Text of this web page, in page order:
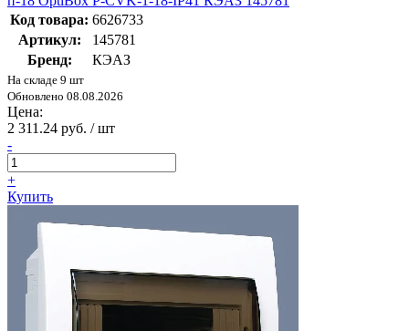
Код товара: 6626733
Артикул:
145781
Бренд:
КЭАЗ
На складе 9 шт
Обновлено 08.08.2026
Цена:
2 311.24 руб. / шт
-
+
Купить